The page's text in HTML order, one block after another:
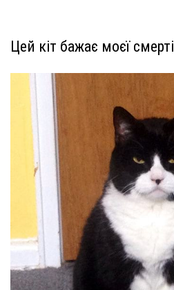
Цей кіт бажає моєї смерті